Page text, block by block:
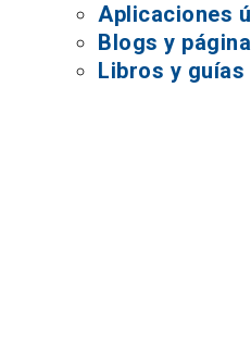
Aplicaciones
Blogs y
Libros y guías